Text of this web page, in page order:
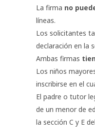
La firma no
líneas.
Los solicitantes
declaración en la
Ambas firmas
Los niños
inscribirse en el
El padre o tutor
de un menor de
la sección C y E